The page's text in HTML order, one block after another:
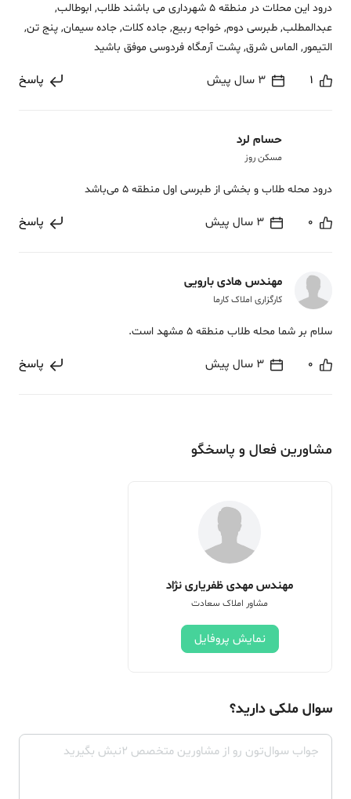
درود این محلات در منطقه 5 شهرداری می باشند طلاب, ابوطالب,
عبدالمطلب, طبرسی دوم, خواجه ربیع, جاده کلات, جاده سیمان, پنج تن,
التیمور, الماس شرق, پشت آرمگاه فردوسی موفق باشید
1 3 سال پیش پاسخ
حسام لرد
مسکن روز
درود محله طلاب و بخشی از طبرسی اول منطقه 5 می‌باشد
0 3 سال پیش پاسخ
مهندس هادی بارویی
کارگزاری املاک کارما
سلام بر شما محله طلاب منطقه 5 مشهد است.
0 3 سال پیش پاسخ
مشاورین فعال و پاسخگو
مهندس مهدی ظفریاری نژاد
مشاور املاک سعادت
نمایش پروفایل
سوال ملکی دارید؟